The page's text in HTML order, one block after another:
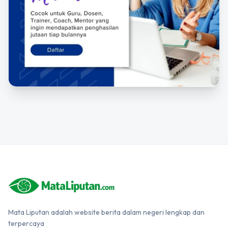
Mata Liputan adalah website berita dalam negeri lengkap dan
terpercaya